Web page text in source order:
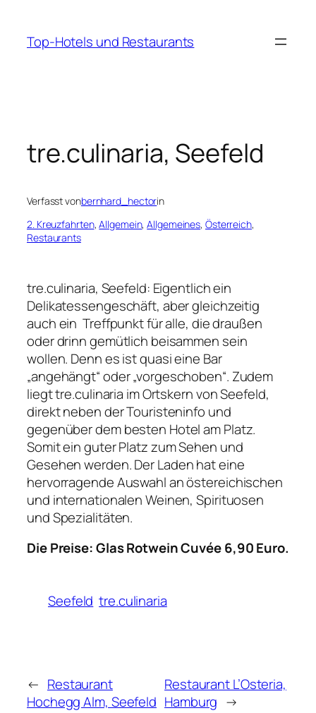
springen
Top-Hotels und Restaurants
tre.culinaria, Seefeld
Verfasst vonbernhard_hectorin
2. Kreuzfahrten, Allgemein, Allgemeines, Österreich
Restaurants
tre.culinaria, Seefeld: Eigentlich ein
Delikatessengeschäft, aber gleichzeitig
auch ein Treffpunkt für alle, die draußen
oder drinn gemütlich beisammen sein
wollen. Denn es ist quasi eine Bar
„angehängt“ oder „vorgeschoben“. Zudem
liegt tre.culinaria im Ortskern von Seefeld,
direkt neben der Touristeninfo und
gegenüber dem besten Hotel am Platz.
Somit ein guter Platz zum Sehen und
Gesehen werden. Der Laden hat eine
hervorragende Auswahl an östereichischen
und internationalen Weinen, Spirituosen
und Spezialitäten.
Die Preise: Glas Rotwein Cuvée 6,90 Euro.
Seefeld tre.culinaria
← Restaurant
Hochegg Alm, Seefeld
Restaurant L’Osteria,
Hamburg →